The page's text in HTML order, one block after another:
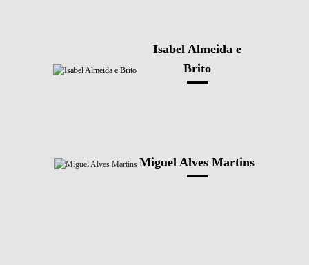
Isabel Almeida e
Brito
Miguel Alves Martins